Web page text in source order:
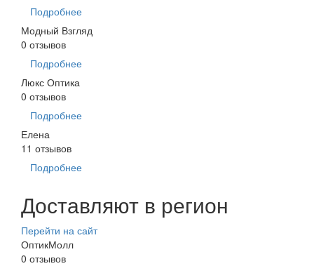
Подробнее
Модный Взгляд
0 отзывов
Подробнее
Люкс Оптика
0 отзывов
Подробнее
Елена
11 отзывов
Подробнее
Доставляют в регион
Перейти на сайт
ОптикМолл
0 отзывов